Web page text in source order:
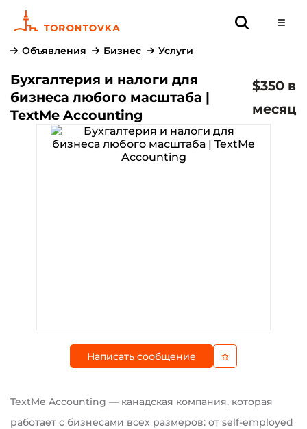
Объявления Бизнес Услуги
Бухгалтерия и налоги для
бизнеса любого масштаба |
TextMe Accounting
$350 в
месяц
Написать сообщение
TextMe Accounting — канадская компания, которая
работает с бизнесами всех размеров: от self-employed